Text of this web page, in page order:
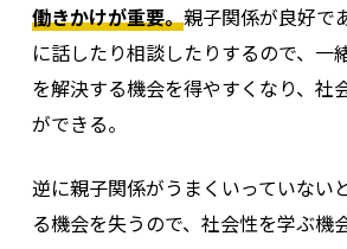
働きかけが重要。親子関係が良好で
に話したり相談したりするので、一
を解決する機会を得やすくなり、社
ができる。
逆に親子関係がうまくいっていない
る機会を失うので、社会性を学ぶ機